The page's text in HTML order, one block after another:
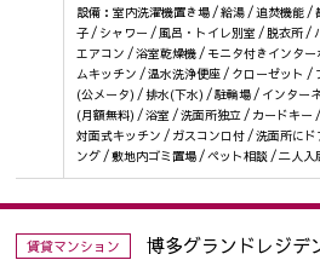
設備：室内洗濯機置き場 / 給湯 / 追焚機能 /
子 / シャワー / 風呂・トイレ別室 / 脱衣所 /
エアコン / 浴室乾燥機 / モニタ付きインタ
ムキッチン / 温水洗浄便座 / クローゼット
(公メータ) / 排水(下水) / 駐輪場 / インター
(月額無料) / 浴室 / 洗面所独立 / カードキ
対面式キッチン / ガスコンロ付 / 洗面所に
ング / 敷地内ゴミ置場 / ペット相談 / 二人入
賃貸マンション 博多グランドレジデ